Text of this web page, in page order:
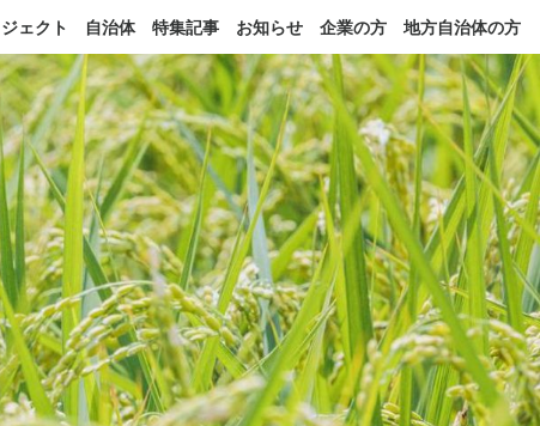
ェクト 自治体 特集記事 お知らせ 企業の方 地方自治体の方